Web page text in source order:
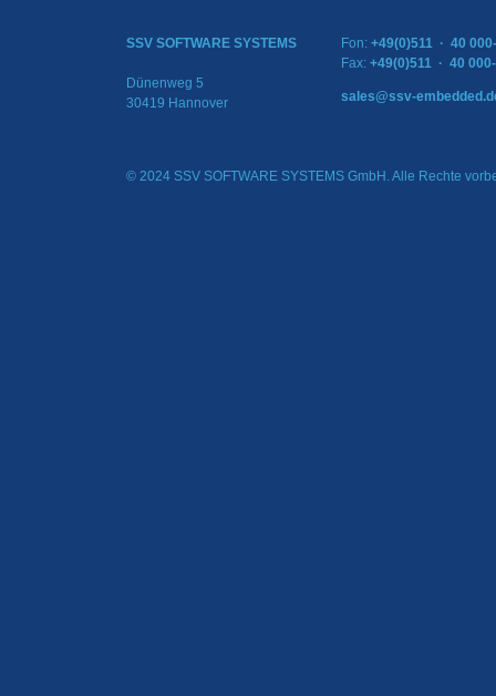
SSV SOFTWARE SYSTEMS
Dünenweg 5
30419 Hannover
Fon: +49(0)511 · 40
Fax: +49(0)511 · 40
sales@ssv-
© 2024 SSV SOFTWARE SYSTEMS GmbH. Alle Rechte